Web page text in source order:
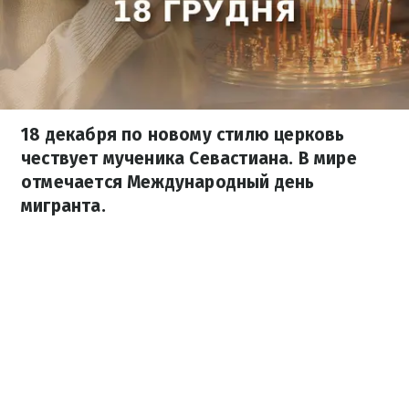
18 декабря по новому стилю церковь
чествует мученика Севастиана. В мире
отмечается Международный день
мигранта.